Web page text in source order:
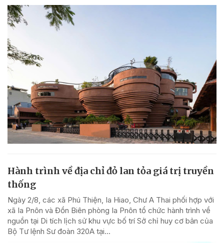
Hành trình về địa chỉ đỏ lan tỏa giá trị truyền
thống
Ngày 2/8, các xã Phú Thiện, Ia Hiao, Chư A Thai phối hợp với
xã Ia Pnôn và Đồn Biên phòng Ia Pnôn tổ chức hành trình về
nguồn tại Di tích lịch sử khu vực bố trí Sở chỉ huy cơ bản của
Bộ Tư lệnh Sư đoàn 320A tại...